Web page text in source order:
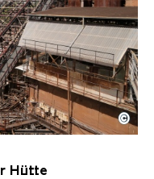
Hütte mit
Hütte | Karl
©
Hütte